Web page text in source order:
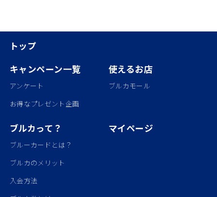
トップ
キャンペーン一覧
アンケート
お得なプレゼント企画
使えるお店
ブルカモール
ブルカって？
ブルーカードとは？
ブルカのメリット
入会方法
マイページ